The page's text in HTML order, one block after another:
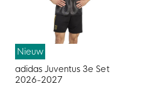
Nieuw
adidas Juventus 3e Set
2026-2027